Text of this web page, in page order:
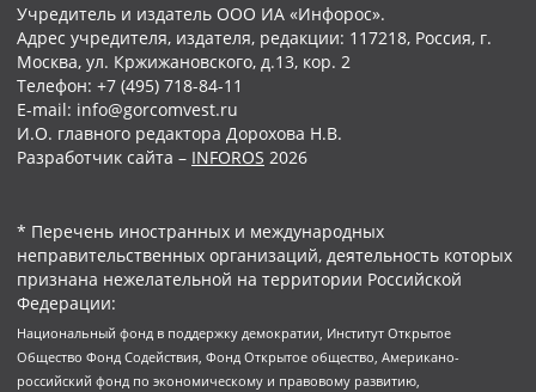
Учредитель и издатель ООО ИА «Инфорос».
Адрес учредителя, издателя, редакции: 117218, Россия, г.
Москва, ул. Кржижановского, д.13, кор. 2
Телефон: +7 (495) 718-84-11
E-mail: info@gorcomvest.ru
И.О. главного редактора Дорохова Н.В.
Разработчик сайта – INFOROS 2026
* Перечень иностранных и международных
неправительственных организаций, деятельность которых
признана нежелательной на территории Российской
Федерации:
Национальный фонд в поддержку демократии, Институт Открытое
Общество Фонд Содействия, Фонд Открытое общество, Американо-
российский фонд по экономическому и правовому развитию,